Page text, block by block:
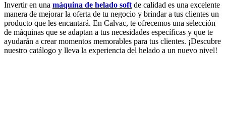
Invertir en una máquina de helado soft de calidad es una excelente
manera de mejorar la oferta de tu negocio y brindar a tus clientes un
producto que les encantará. En Calvac, te ofrecemos una selección
de máquinas que se adaptan a tus necesidades específicas y que te
ayudarán a crear momentos memorables para tus clientes. ¡Descubre
nuestro catálogo y lleva la experiencia del helado a un nuevo nivel!